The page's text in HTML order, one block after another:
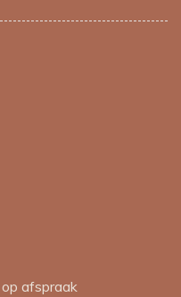
afspraak